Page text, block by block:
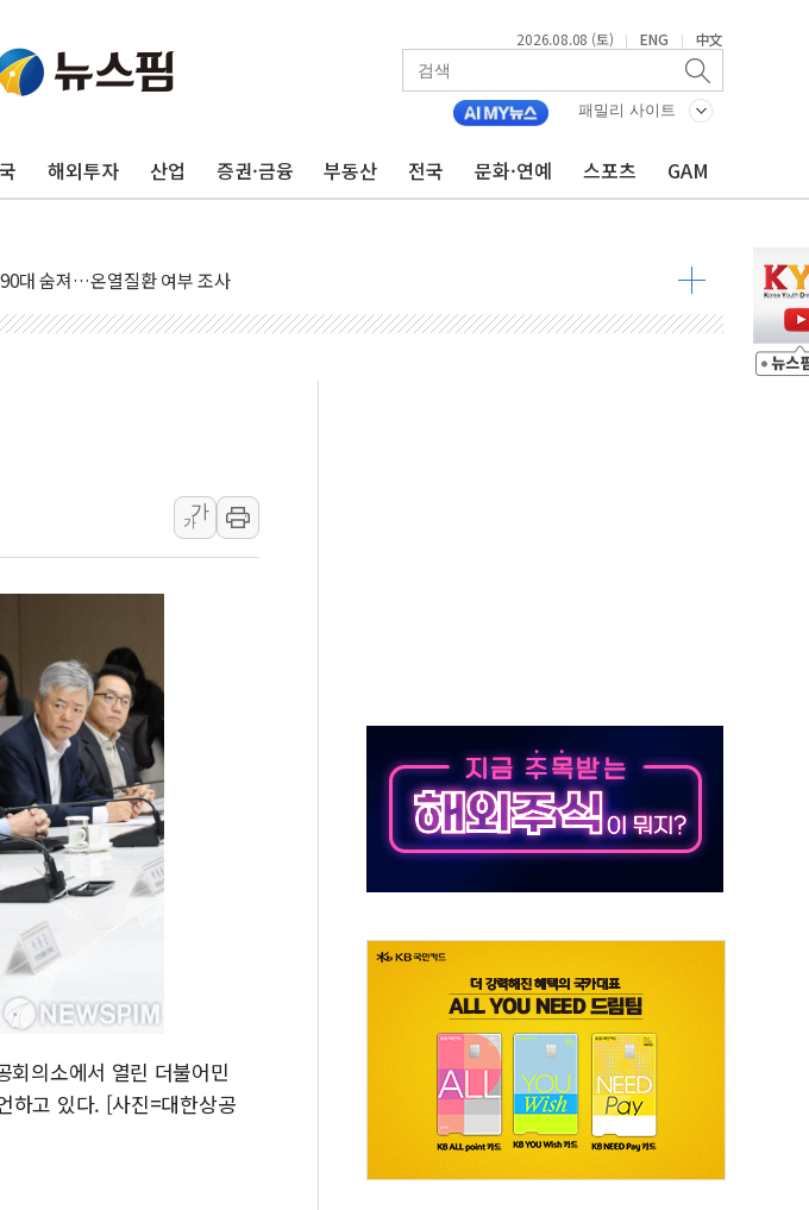
2026.08.08 (토) | ENG | 中文
패밀리 사이트
해외투자 산업 증권·금융 부동산 전국 문화·연예 스포츠 GAM
주의보…10일까지 최대 3.5m 높은 물결
사망 23명…정부, 비상대응기구 가동
위 상승으로 피서객 7명 고립…전원 구조
별 멍' 운영…페르세우스 유성우 관측
대 숨져…온열질환 여부 조사
능시험 오전 집중 편성…체감온도 38도 넘으면 중단
시간당 20~30mm 강한 비...가뭄 해소될 듯
속…내륙 곳곳 소나기
검토, 민주당 스스로 원칙 뒤집는 것"
속…청주·진천 35도, 곳곳 소나기
·공소청 출범…피해자들 '범죄 사각지대' 우려
보안 새판 짠다…'자율규제단체' 타진
천 경선 발표...김민석 '재역전' vs 정청래 '격차 확대'
금리 인상 우려 후퇴…S&P500 최고치
해임 재추진…"26일까지 의혹 소명" 요구
밖 부진에 연준 금리 인상 가능성 낮아지며 상승… STOXX 600 지수는 나흘 연속 최고치
이나…고용 감소에 9월 동결 전망 우세
가
가
회의소에서 열린 더불어민
하고 있다. [사진=대한상공